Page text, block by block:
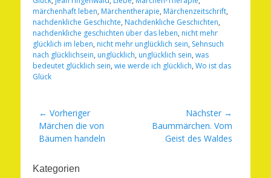
märchenhaft leben, Märchentherapie, Märchenzeitschrift,
nachdenkliche Geschichte, Nachdenkliche Geschichten,
nachdenkliche geschichten über das leben, nicht mehr
glücklich im leben, nicht mehr unglücklich sein, Sehnsuch
nach glücklichsein, unglücklich, unglücklich sein, was
bedeutet glücklich sein, wie werde ich glücklich, Wo ist das
Glück
Beitragsnavigation
← Vorheriger
Vorheriger
Beitrag:
Märchen die von
Bäumen handeln
Nächster →
Nächster
Baummärchen. Vom
Geist des Waldes
Kategorien